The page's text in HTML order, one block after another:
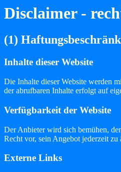
Disclaimer -
(1)
Inhalte dieser Website
Die Inhalte dieser Website werden
der abrufbaren Inhalte erfolgt auf
Verfügbarkeit der Website
Der Anbieter wird sich bemühen,
Recht vor, sein Angebot jederzeit zu
Externe Links